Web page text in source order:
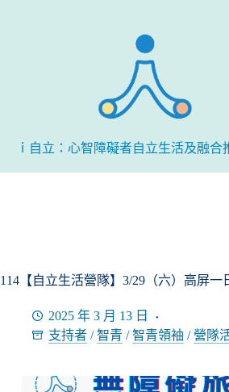
ｉ自立：心智障礙者自立生活及融合
114【自立生活營隊】3/29（六）高屏一
2025 年 3 月 13 日
支持者 /智青 /智青領袖 / 營隊